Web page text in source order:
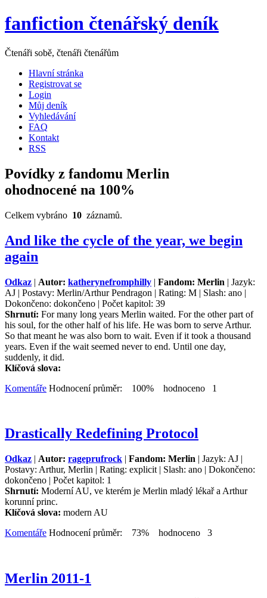
fanfiction čtenářský deník
Čtenáři sobě, čtenáři čtenářům
Hlavní stránka
Registrovat se
Login
Můj deník
Vyhledávání
FAQ
Kontakt
RSS
Povídky z fandomu Merlin
ohodnocené na 100%
Celkem vybráno 10 záznamů.
And like the cycle of the year, we begin
again
Odkaz | Autor: katherynefromphilly | Fandom: Merlin | Jazyk:
AJ | Postavy: Merlin/Arthur Pendragon | Rating: M | Slash: ano |
Dokončeno: dokončeno | Počet kapitol: 39
Shrnutí: For many long years Merlin waited. For the other part of
his soul, for the other half of his life. He was born to serve Arthur.
So that meant he was also born to wait. Even if it took a thousand
years. Even if the wait seemed never to end. Until one day,
suddenly, it did.
Klíčová slova:
Komentáře Hodnocení průměr: 100% hodnoceno 1
Drastically Redefining Protocol
Odkaz | Autor: rageprufrock | Fandom: Merlin | Jazyk: AJ |
Postavy: Arthur, Merlin | Rating: explicit | Slash: ano | Dokončeno:
dokončeno | Počet kapitol: 1
Shrnutí: Moderní AU, ve kterém je Merlin mladý lékař a Arthur
korunní princ.
Klíčová slova: modern AU
Komentáře Hodnocení průměr: 73% hodnoceno 3
Merlin 2011-1